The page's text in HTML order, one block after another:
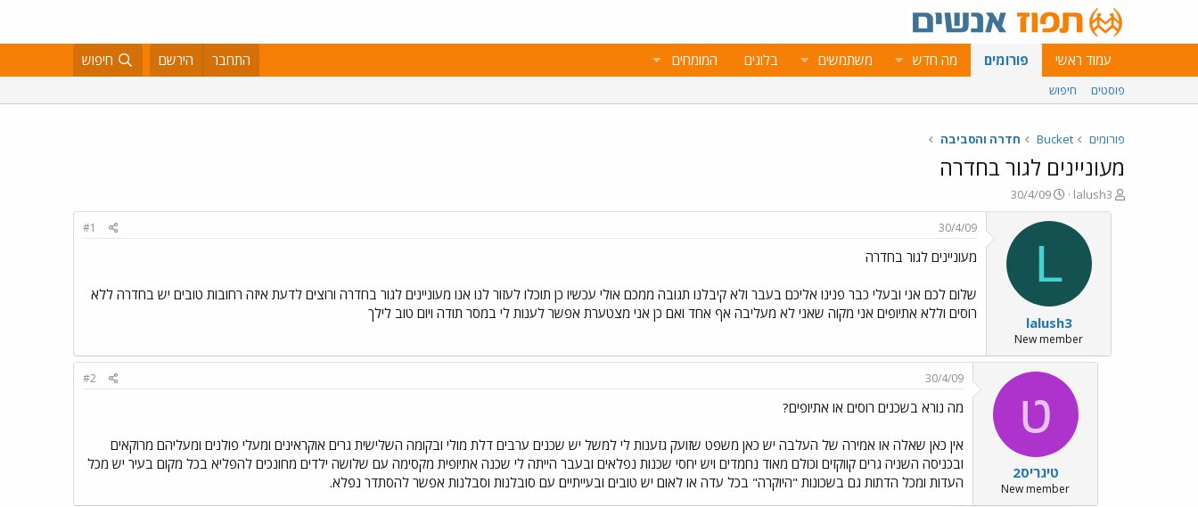
עמוד ראשי פורומים מה חדש משתמשים בלוגים המומחים התחבר הירשם חיפוש
פוסטים חיפוש
פורומים Bucket חדרה והסביבה
מעוניינים לגור בחדרה
פ
ו
lalush3
פ
ו
ר
ב
א
ר
י
ך
30/4/09
L
lalush3
New member
30/4/09
#1
מעוניינים לגור בחדרה
שלום לכם אני ובעלי כבר פנינו אליכם בעבר ולא קיבלנו תגובה ממכם אולי עכשיו כן תוכלו לעזור לנו אנו מעוניינים לגור בחדרה ורוצים לדעת איזה רחובות טובים יש בחדרה ללא
רוסים וללא אתיופים אני מקוה שאני לא מעליבה אף אחד ואם כן אני מצטערת אפשר לענות לי במסר תודה ויום טוב לילך
ט
טיגריס2
New member
30/4/09
#2
מה נורא בשכנים רוסים או אתיופים?
אין כאן שאלה או אמירה של העלבה יש כאן משפט שזועק גזענות לי למשל יש שכנים ערבים דלת מולי ובקומה השלישית גרים אוקראינים ומעלי פולנים ומעליהם מרוקאים
ובכניסה השניה גרים קווקזים וכולם מאוד נחמדים ויש יחסי שכנות נפלאים ובעבר הייתה לי שכנה אתיופית מקסימה עם שלושה ילדים מחונכים להפליא בכל מקום בעיר יש מכל
העדות ומכל הדתות גם בשכונות "היוקרה" בכל עדה או לאום יש טובים ובעייתיים עם סובלנות וסבלנות אפשר להסתדר נפלא.